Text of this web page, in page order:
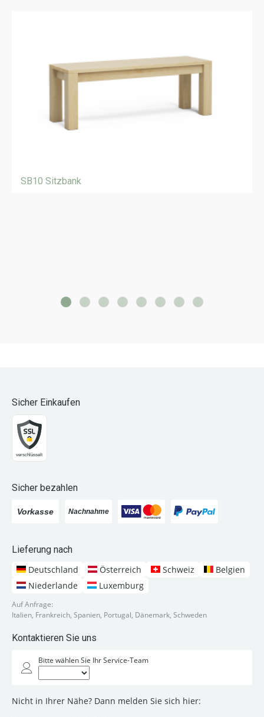
SB10 Sitzbank
Sicher Einkaufen
Sicher bezahlen
Lieferung nach
Deutschland
Österreich Schweiz
Belgien
Niederlande
Luxemburg
Auf Anfrage:
Italien, Frankreich, Spanien, Portugal, Dänemark, Schweden
Kontaktieren Sie uns
Bitte wählen Sie Ihr Service-Team
Nicht in Ihrer Nähe? Dann melden Sie sich hier: